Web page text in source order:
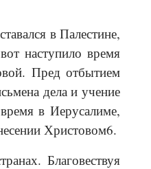
в Палестине,
наступило время
Пред отбытием
дела и учение
в Иерусалиме,
Христовом6.
Благовествуя